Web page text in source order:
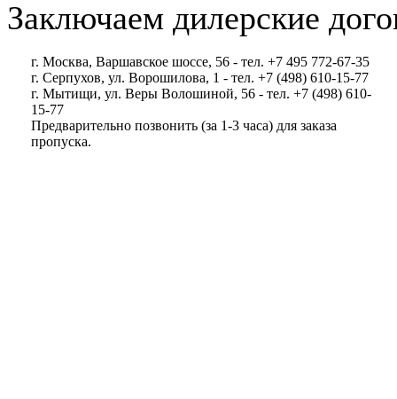
Заключаем дилерские
г. Москва, Варшавское шоссе, 56 - тел. +7 495 772-67-35
г. Серпухов, ул. Ворошилова, 1 - тел. +7 (498) 610-15-77
г. Мытищи, ул. Веры Волошиной, 56 - тел. +7 (498) 610-
15-77
Предварительно позвонить (за 1-3 часа) для заказа
пропуска.